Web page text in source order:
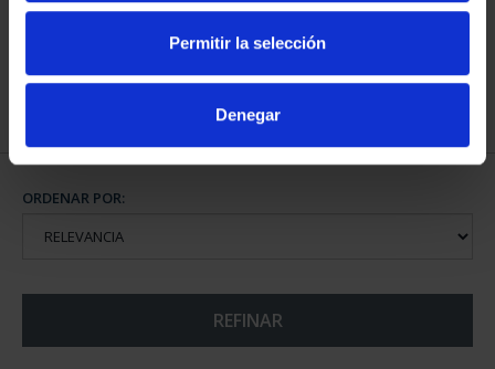
Permitir la selección
Denegar
73,00 €
ORDENAR POR:
REFINAR